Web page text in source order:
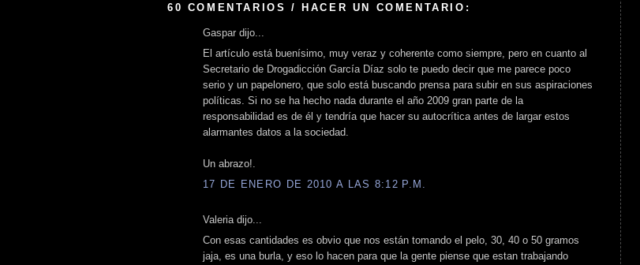
60 COMENTARIOS / HACER UN COMENTARIO:
Gaspar dijo...
El artículo está buenísimo, muy veraz y coherente como siempre, pero en cuanto al
Secretario de Drogadicción García Díaz solo te puedo decir que me parece poco
serio y un papelonero, que solo está buscando prensa para subir en sus aspiraciones
políticas. Si no se ha hecho nada durante el año 2009 gran parte de la
responsabilidad es de él y tendría que hacer su autocrítica antes de largar estos
alarmantes datos a la sociedad.
Un abrazo!.
17 DE ENERO DE 2010 A LAS 8:12 P.M.
Valeria dijo...
Con esas cantidades es obvio que nos están tomando el pelo, 30, 40 o 50 gramos
jaja, es una burla, y eso lo hacen para que la gente piense que estan trabajando